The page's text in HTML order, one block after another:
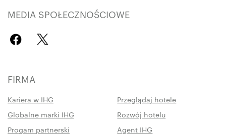
MEDIA SPOŁECZNOŚCIOWE
FIRMA
Kariera w IHG
Przeglądaj hotele
Globalne marki IHG
Rozwój hotelu
Progam partnerski
Agent IHG